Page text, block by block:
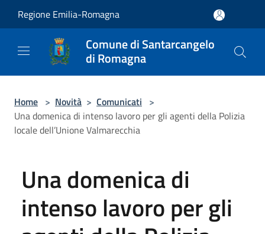
Regione Emilia-Romagna
Comune di Santarcangelo
di Romagna
Home > Novità > Comunicati >
Una domenica di intenso lavoro per gli agenti della Polizia
locale dell’Unione Valmarecchia
Una domenica di
intenso lavoro per gli